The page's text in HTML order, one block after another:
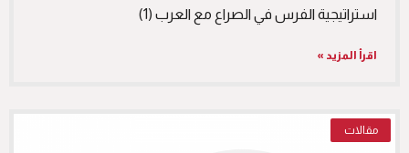
استراتيجية الفرس في الصراع مع العرب (1)
اقرأ المزيد »
مقالات